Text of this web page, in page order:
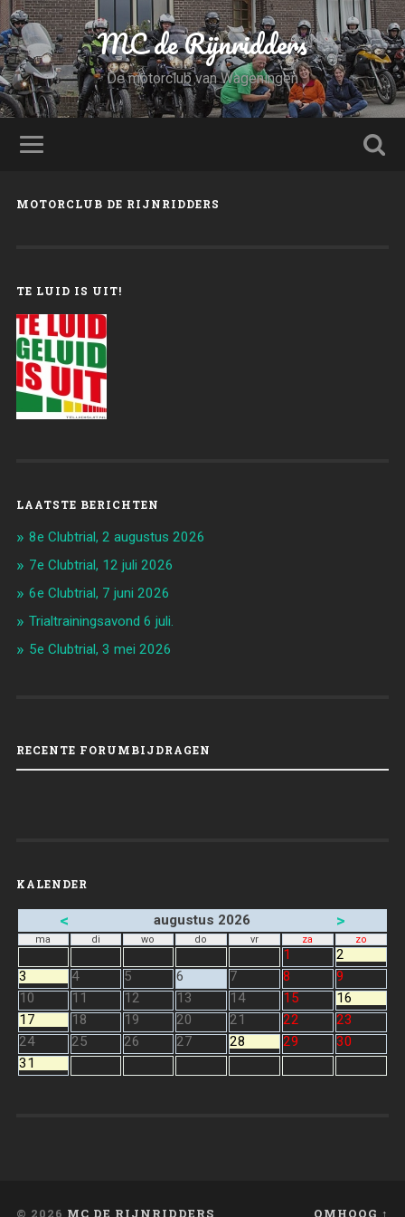
MC de Rijnridders
De motorclub van Wageningen
MOTORCLUB DE RIJNRIDDERS
TE LUID IS UIT!
LAATSTE BERICHTEN
8e Clubtrial, 2 augustus 2026
7e Clubtrial, 12 juli 2026
6e Clubtrial, 7 juni 2026
Trialtrainingsavond 6 juli.
5e Clubtrial, 3 mei 2026
RECENTE FORUMBIJDRAGEN
KALENDER
< augustus 2026 >
ma di wo do vr za zo
1
2
3
4 5 6 7 8
9
10
11 12 13 14 15
16
17
18 19 20 21 22
23
24
25 26 27 28 29
30
31
© 2026 MC DE RIJNRIDDERS OMHOOG ↑